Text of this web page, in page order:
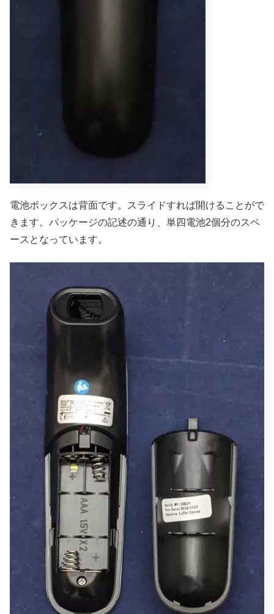
電池ボックスは背面です。スライドすれば開けることがで
きます。パッケージの記述の通り、単四電池2個分のスペ
ースとなっています。